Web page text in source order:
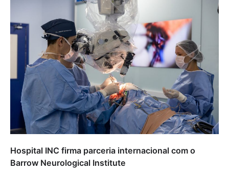
Hospital INC firma parceria internacional com o
Barrow Neurological Institute